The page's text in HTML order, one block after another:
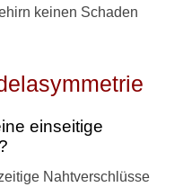
keinen Schaden
einseitige
Nahtverschlüsse